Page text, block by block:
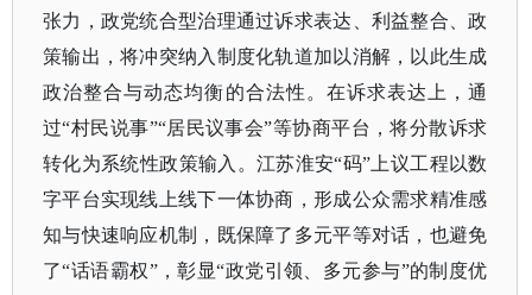
张力，政党统合型治理通过诉求表达、利益整合、政
策输出，将冲突纳入制度化轨道加以消解，以此生成
政治整合与动态均衡的合法性。在诉求表达上，通
过“村民说事”“居民议事会”等协商平台，将分散诉求
转化为系统性政策输入。江苏淮安“码”上议工程以数
字平台实现线上线下一体协商，形成公众需求精准感
知与快速响应机制，既保障了多元平等对话，也避免
了“话语霸权”，彰显“政党引领、多元参与”的制度优